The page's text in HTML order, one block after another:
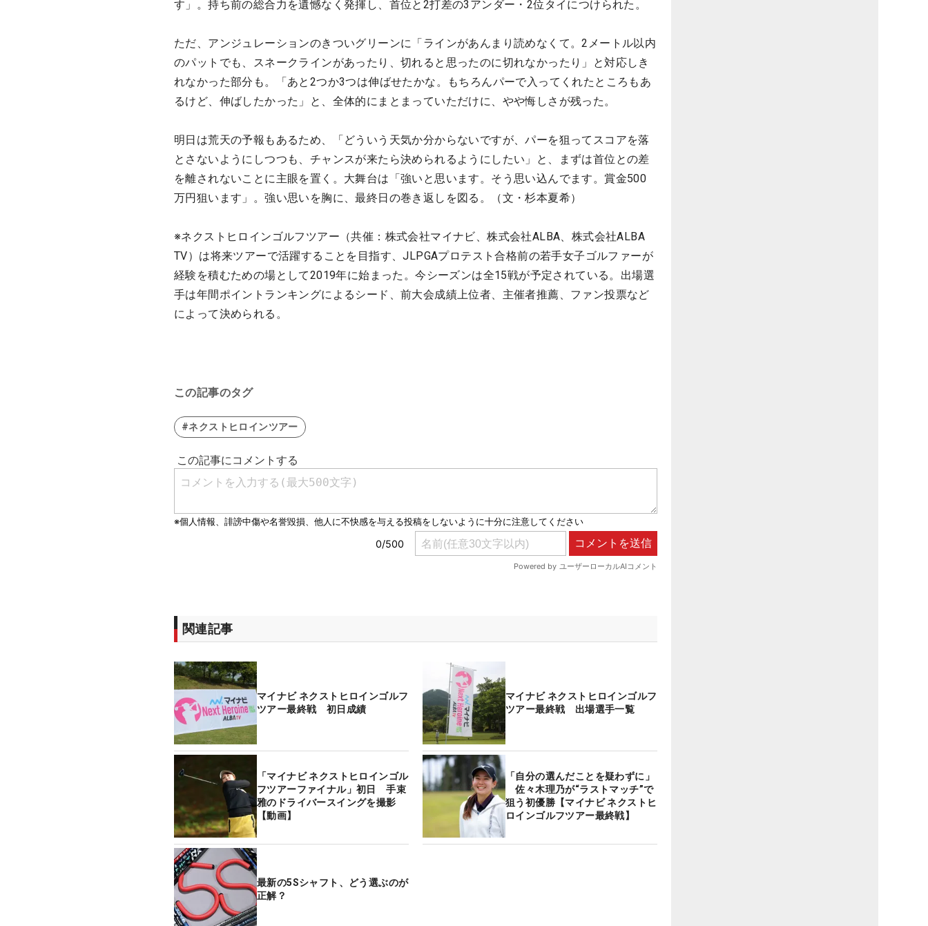
す」。持ち前の総合力を遺憾なく発揮し、首位と2打差の3アンダー・2位タイにつけられた。
ただ、アンジュレーションのきついグリーンに「ラインがあんまり読めなくて。2メートル以内
のパットでも、スネークラインがあったり、切れると思ったのに切れなかったり」と対応しき
れなかった部分も。「あと2つか3つは伸ばせたかな。もちろんパーで入ってくれたところもあ
るけど、伸ばしたかった」と、全体的にまとまっていただけに、やや悔しさが残った。
明日は荒天の予報もあるため、「どういう天気か分からないですが、パーを狙ってスコアを落
とさないようにしつつも、チャンスが来たら決められるようにしたい」と、まずは首位との差
を離されないことに主眼を置く。大舞台は「強いと思います。そう思い込んでます。賞金500
万円狙います」。強い思いを胸に、最終日の巻き返しを図る。（文・杉本夏希）
※ネクストヒロインゴルフツアー（共催：株式会社マイナビ、株式会社ALBA、株式会社ALBA
TV）は将来ツアーで活躍することを目指す、JLPGAプロテスト合格前の若手女子ゴルファーが
経験を積むための場として2019年に始まった。今シーズンは全15戦が予定されている。出場選
手は年間ポイントランキングによるシード、前大会成績上位者、主催者推薦、ファン投票など
によって決められる。
この記事のタグ
#ネクストヒロインツアー
関連記事
マイナビ ネクストヒロインゴルフ
ツアー最終戦 初日成績
マイナビ ネクストヒロインゴルフ
ツアー最終戦 出場選手一覧
「マイナビ ネクストヒロインゴル
フツアーファイナル」初日 手束
雅のドライバースイングを撮影
【動画】
「自分の選んだことを疑わずに」
佐々木理乃が“ラストマッチ”で
狙う初優勝【マイナビ ネクストヒ
ロインゴルフツアー最終戦】
最新の5Sシャフト、どう選ぶのが
正解？